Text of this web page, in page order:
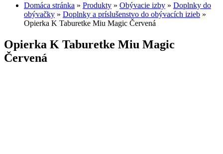
Domáca stránka » Produkty » Obývacie izby » Doplnky do
obývačky » Doplnky a príslušenstvo do obývacích izieb »
Opierka K Taburetke Miu Magic Červená
Opierka K Taburetke Miu Magic
Červená